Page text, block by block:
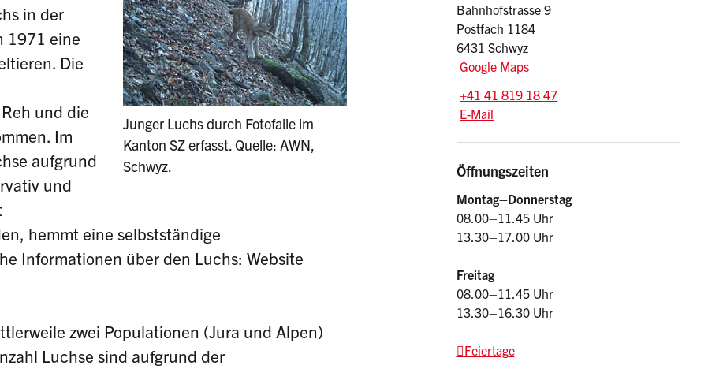
Junger Luchs durch Fotofalle im
Kanton SZ erfasst. Quelle: AWN,
Schwyz.
in der
1971 eine
Die
und die
Im
aufgrund
und
hemmt eine selbstständige
Informationen über den Luchs: Website
zwei Populationen (Jura und Alpen)
Luchse sind aufgrund der
Bahnhofstrasse 9
Postfach 1184
6431 Schwyz
Google Maps
Tel.:
+41 41 819 18 47
E-Mail: jagd
E-Mail
Öffnungszeiten
Montag–Donnerstag
08.00–11.45 Uhr
13.30–17.00 Uhr
Freitag
08.00–11.45 Uhr
13.30–16.30 Uhr
Feiertage